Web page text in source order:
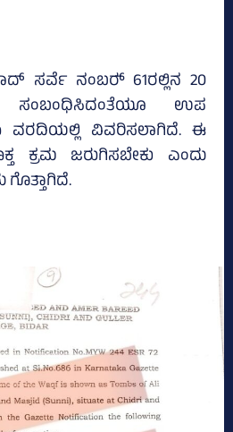
ಸರ್ವೆ ನಂಬರ್‍‌ 61ರಲ್ಲಿನ 20
ಸಂಬಂಧಿಸಿದಂತೆಯೂ ಉಪ
ವರದಿಯಲ್ಲಿ ವಿವರಿಸಲಾಗಿದೆ. ಈ
ಕ್ರಮ ಜರುಗಿಸಬೇಕು ಎಂದು
ಗೊತ್ತಾಗಿದೆ.